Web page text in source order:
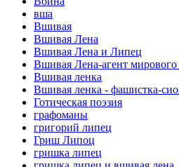
вша
Вшивая
Вшивая Лена
Вшивая Лена и Липец
Вшивая Лена-агент мирового
Вшивая ленка
Вшивая ленка - фашистка-
Готическая поэзия
графоманы
григорий липец
Гриш Липоц
гришка липец